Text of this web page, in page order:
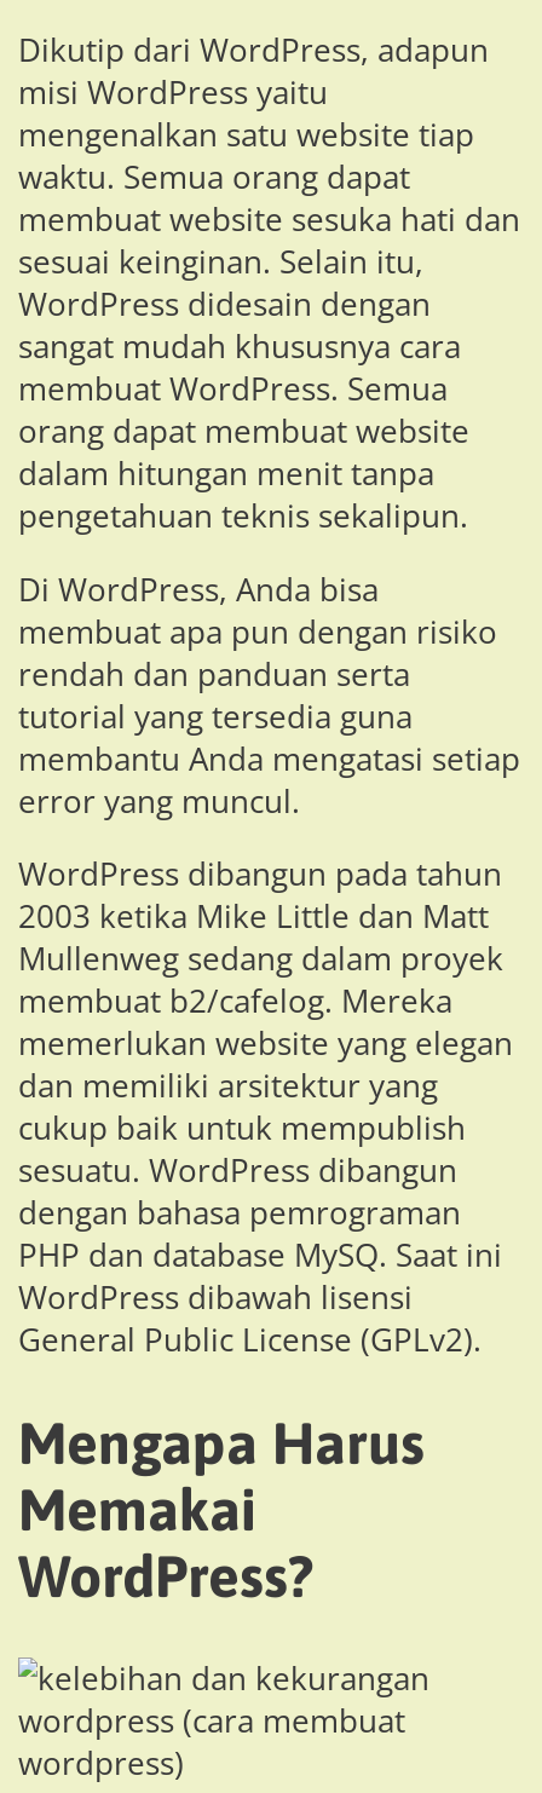
Dikutip dari WordPress, adapun
misi WordPress yaitu
mengenalkan satu website tiap
waktu. Semua orang dapat
membuat website sesuka hati dan
sesuai keinginan. Selain itu,
WordPress didesain dengan
sangat mudah khususnya cara
membuat WordPress. Semua
orang dapat membuat website
dalam hitungan menit tanpa
pengetahuan teknis sekalipun.
Di WordPress, Anda bisa
membuat apa pun dengan risiko
rendah dan panduan serta
tutorial yang tersedia guna
membantu Anda mengatasi setiap
error yang muncul.
WordPress dibangun pada tahun
2003 ketika Mike Little dan Matt
Mullenweg sedang dalam proyek
membuat b2/cafelog. Mereka
memerlukan website yang elegan
dan memiliki arsitektur yang
cukup baik untuk mempublish
sesuatu. WordPress dibangun
dengan bahasa pemrograman
PHP dan database MySQ. Saat ini
WordPress dibawah lisensi
General Public License (GPLv2).
Mengapa Harus
Memakai
WordPress?